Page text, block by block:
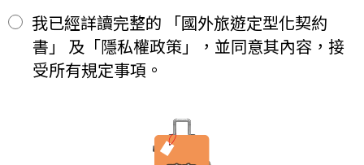
二、
其餘款項以_______ (現金、信用卡、轉帳、支票等方式)於出發
前三日或說明會時繳清。
前項之特別約定，除經雙方同意並增訂其他協議事項於本契約第三十
七條，乙方不得以任何名義要求增加旅遊費用。
第六條（旅客怠於給付旅遊費用之效力）
之費用，依第十三條約定辦理；乙方如有其他損害，並得請求賠償。
旅遊需甲方之行為始能完成，而甲方不為其行為者，乙方得定相當期
定，取消或限制此項功能。
「理想旅遊」網站自動接收並紀錄您瀏覽或查詢時所產生的相關記
錄，這是系統本身所自行記錄的行為，記錄包括您使用連線設備的
IP 位址、使用時間、使用的瀏覽器、瀏覽及點選資料紀錄…等。這
些系統自動記錄的資料無法直接辨識個人身份，僅用於分析網站流
當您經由「理想旅遊」網站交易平台進行線上報名，為瞭解您購買
產品或服務的類別與數量，以及付款人、收受貨款資料，「理想旅
我已經詳讀完整的 「國外旅遊定型化契約
書」 及「隱私權政策」，並同意其內容，接
受所有規定事項。